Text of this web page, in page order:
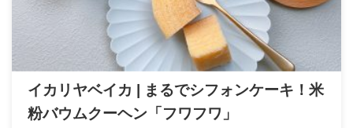
イカリヤベイカ | まるでシフォンケーキ！米
粉バウムクーヘン「フワフワ」